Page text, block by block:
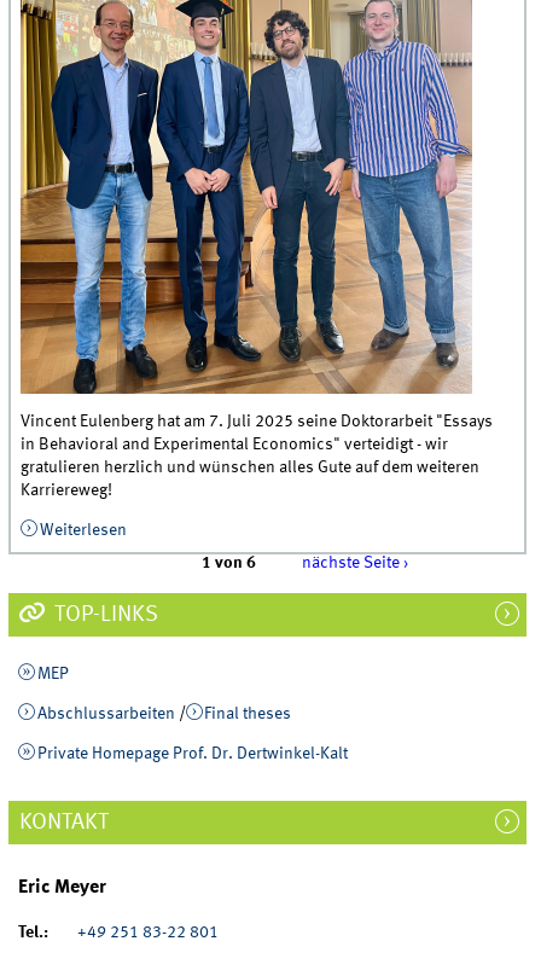
Vincent Eulenberg hat am 7. Juli 2025 seine Doktorarbeit "Essays
in Behavioral and Experimental Economics" verteidigt - wir
gratulieren herzlich und wünschen alles Gute auf dem weiteren
Karriereweg!
Weiterlesen
1 von 6
nächste Seite ›
TOP-LINKS
MEP
Abschlussarbeiten / Final theses
Private Homepage Prof. Dr. Dertwinkel-Kalt
KONTAKT
Eric Meyer
Tel.: +49 251 83-22 801